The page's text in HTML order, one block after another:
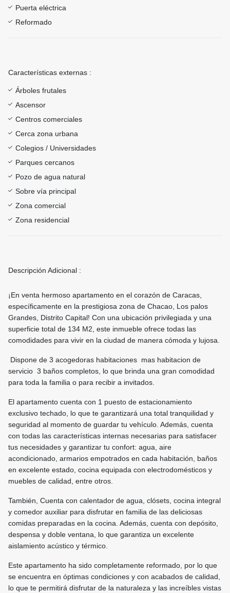
Puerta eléctrica
Reformado
Características externas :
Árboles frutales
Ascensor
Centros comerciales
Cerca zona urbana
Colegios / Universidades
Parques cercanos
Pozo de agua natural
Sobre vía principal
Zona comercial
Zona residencial
Descripción Adicional :
¡En venta hermoso apartamento en el corazón de Caracas,
específicamente en la prestigiosa zona de Chacao, Los palos
Grandes, Distrito Capital! Con una ubicación privilegiada y una
superficie total de 134 M2, este inmueble ofrece todas las
comodidades para vivir en la ciudad de manera cómoda y lujosa.
Dispone de 3 acogedoras habitaciones mas habitacion de
servicio 3 baños completos, lo que brinda una gran comodidad
para toda la familia o para recibir a invitados.
El apartamento cuenta con 1 puesto de estacionamiento
exclusivo techado, lo que te garantizará una total tranquilidad y
seguridad al momento de guardar tu vehículo. Además, cuenta
con todas las características internas necesarias para satisfacer
tus necesidades y garantizar tu confort: agua, aire
acondicionado, armarios empotrados en cada habitación, baños
en excelente estado, cocina equipada con electrodomésticos y
muebles de calidad, entre otros.
También, Cuenta con calentador de agua, clósets, cocina integral
y comedor auxiliar para disfrutar en familia de las deliciosas
comidas preparadas en la cocina. Además, cuenta con depósito,
despensa y doble ventana, lo que garantiza un excelente
aislamiento acústico y térmico.
Este apartamento ha sido completamente reformado, por lo que
se encuentra en óptimas condiciones y con acabados de calidad,
lo que te permitirá disfrutar de la naturaleza y las increíbles vistas